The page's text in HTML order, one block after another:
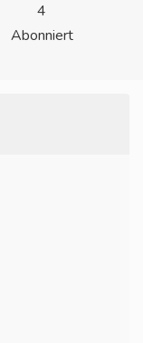
4
Abonniert